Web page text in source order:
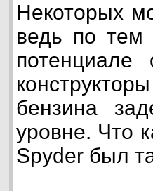
Некоторых
ведь по
бензина
уровне. Что
Spyder был